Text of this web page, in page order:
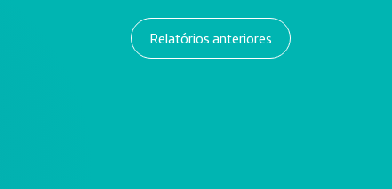
Relatórios anteriores